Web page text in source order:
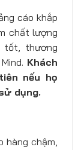
cáo khắp
chất lượng
tốt, thương
Khách
nếu họ
dụng.
hàng chậm,